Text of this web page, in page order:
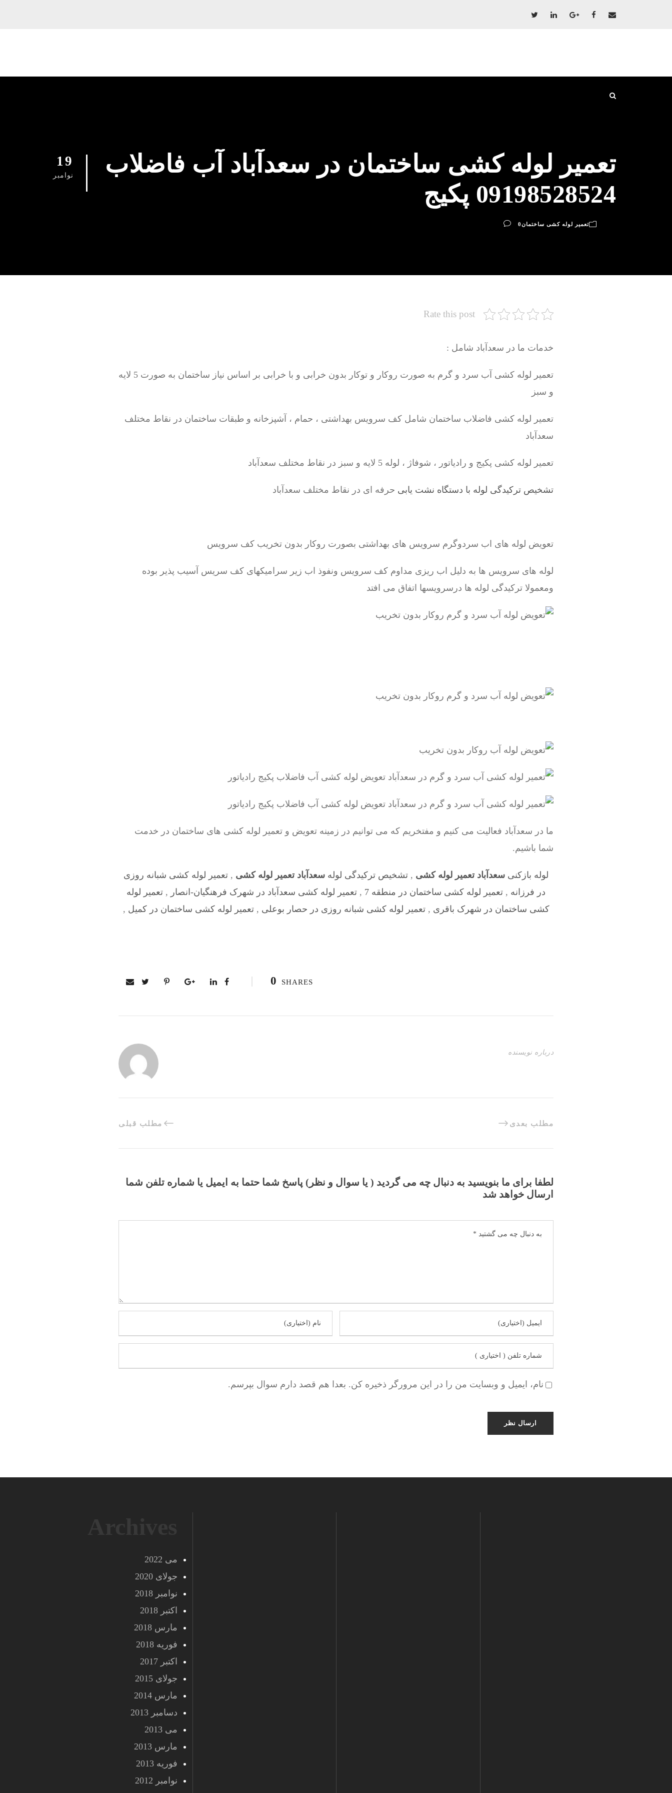
19
نوامبر
تعمیر لوله کشی ساختمان در سعدآباد آب فاضلاب
09198528524 پکیج
تعمیر لوله کشی ساختمان0
Rate this post
خدمات ما در سعدآباد شامل :
تعمیر لوله کشی آب سرد و گرم به صورت روکار و توکار بدون خرابی و با خرابی بر اساس نیاز ساختمان به صورت 5 لایه
و سبز
تعمیر لوله کشی فاضلاب ساختمان شامل کف سرویس بهداشتی ، حمام ، آشپزخانه و طبقات ساختمان در نقاط مختلف
سعدآباد
تعمیر لوله کشی پکیج و رادیاتور ، شوفاژ ، لوله 5 لایه و سبز در نقاط مختلف سعدآباد
تشخیص ترکیدگی لوله با دستگاه نشت یابی حرفه ای در نقاط مختلف سعدآباد
تعویض لوله های اب سردوگرم سرویس های بهداشتی بصورت روکار بدون تخریب کف سرویس
لوله های سرویس ها به دلیل اب ریزی مداوم کف سرویس ونفوذ اب زیر سرامیکهای کف سریس آسیب پذیر بوده
ومعمولا ترکیدگی لوله ها درسرویسها اتفاق می افتد
ما در سعدآباد فعالیت می کنیم و مفتخریم که می توانیم در زمینه تعویض و تعمیر لوله کشی های ساختمان در خدمت
شما باشیم.
لوله بازکنی سعدآباد تعمیر لوله کشی , تشخیص ترکیدگی لوله سعدآباد تعمیر لوله کشی , تعمیر لوله کشی شبانه روزی
در فرزانه , تعمیر لوله کشی ساختمان در منطقه 7 , تعمیر لوله کشی سعدآباد در شهرک فرهنگیان-انصار , تعمیر لوله
کشی ساختمان در شهرک باقری ,تعمیر لوله کشی شبانه روزی در حصار بوعلی ,تعمیر لوله کشی ساختمان در کمیل ,
0 SHARES
درباره نویسنده
مطلب قبلی مطلب بعدی
لطفا برای ما بنویسید به دنبال چه می گردید ( یا سوال و نظر) پاسخ شما حتما به ایمیل یا شماره تلفن شما
ارسال خواهد شد
نام، ایمیل و وبسایت من را در این مرورگر ذخیره کن. بعدا هم قصد دارم سوال بپرسم.
می 2022
جولای 2020
نوامبر 2018
اکتبر 2018
مارس 2018
فوریه 2018
اکتبر 2017
جولای 2015
مارس 2014
دسامبر 2013
می 2013
مارس 2013
فوریه 2013
نوامبر 2012